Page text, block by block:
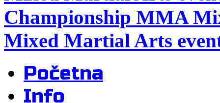
Championship MMA
Mixed Martial Arts
Početna
Info